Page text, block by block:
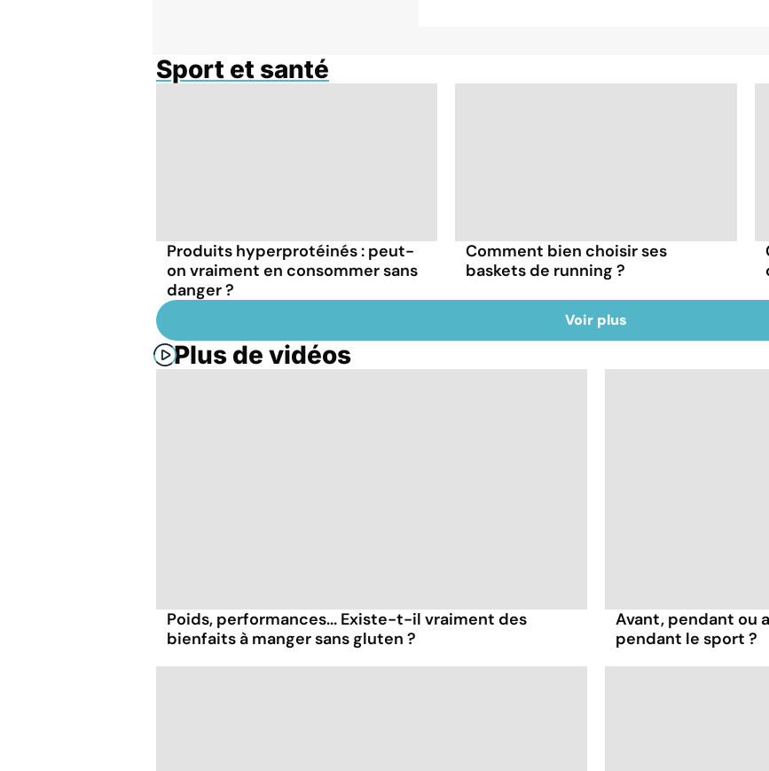
Sport et santé
Produits hyperprotéinés : peut-
on vraiment en consommer sans
danger ?
Comment bien choisir ses
baskets de running ?
Voir plus
Plus de vidéos
Poids, performances... Existe-t-il vraiment des
bienfaits à manger sans gluten ?
Avant, pendant ou
pendant le sport ?